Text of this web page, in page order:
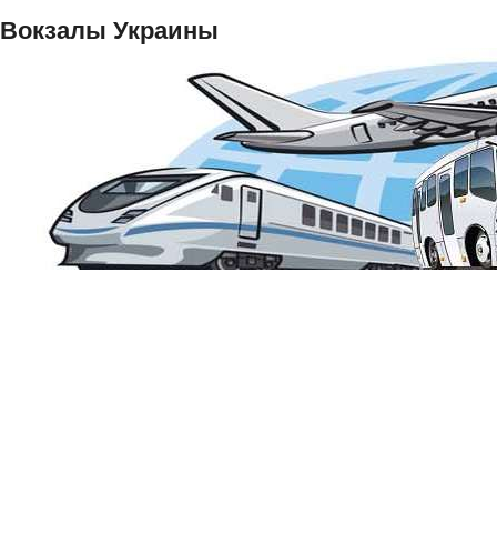
Вокзалы Украины